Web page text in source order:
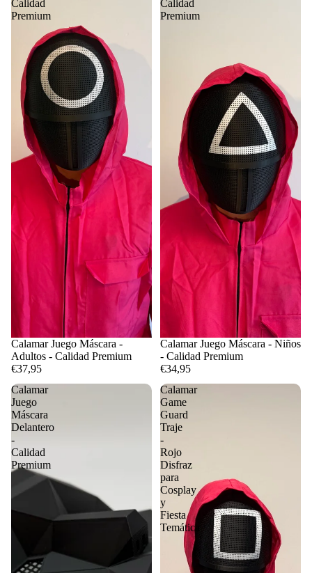
Calidad
Premium
Calamar Juego Máscara -
Adultos - Calidad Premium
€37,95
Calidad
Premium
Calamar Juego Máscara - Niños
- Calidad Premium
€34,95
Calamar
Juego
Máscara
Delantero
-
Calidad
Premium
Calamar
Game
Guard
Traje
-
Rojo
Disfraz
para
Cosplay
y
Fiesta
Temática